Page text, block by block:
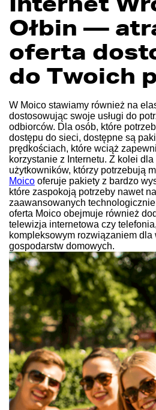
Ołbin —
oferta
do Twoich
W Moico stawiamy również na
dostosowując swoje usługi do
odbiorców. Dla osób, które
dostępu do sieci, dostępne są
prędkościach, które wciąż
korzystanie z Internetu. Z kolei
użytkowników, którzy potrzebują
Moico oferuje pakiety z bardzo
które zaspokoją potrzeby nawet
zaawansowanych
oferta Moico obejmuje również
telewizja internetowa czy
kompleksowym rozwiązaniem dla
gospodarstw domowych.